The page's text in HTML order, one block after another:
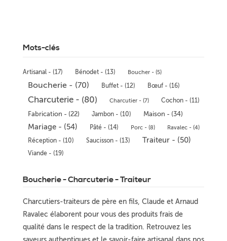
Mots-clés
Artisanal - (17) Bénodet - (13) Boucher - (5)
Boucherie - (70) Buffet - (12) Bœuf - (16)
Charcuterie - (80) Charcutier - (7)
Cochon - (11)
Fabrication - (22)
Jambon - (10) Maison - (34)
Mariage - (54) Pâté - (14) Porc - (8) Ravalec - (4)
Réception - (10) Saucisson - (13) Traiteur - (50)
Viande - (19)
Boucherie - Charcuterie - Traiteur
Charcutiers-traiteurs de père en fils, Claude et Arnaud
Ravalec élaborent pour vous des produits frais de
qualité dans le respect de la tradition. Retrouvez les